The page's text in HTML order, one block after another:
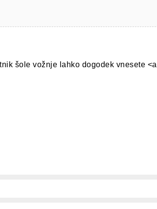
šole vožnje lahko dogodek vnesete <a